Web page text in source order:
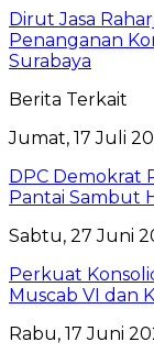
Dirut Jasa
Penanganan
Surabaya
Berita Terkait
Jumat, 17 Juli
DPC Demokrat
Pantai Sambut
Sabtu, 27 Juni
Perkuat
Muscab VI dan
Rabu, 17 Juni